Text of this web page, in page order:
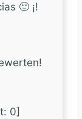
🙂 ¡!
0]